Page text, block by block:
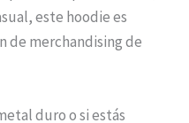
este hoodie es
de merchandising de
duro o si estás